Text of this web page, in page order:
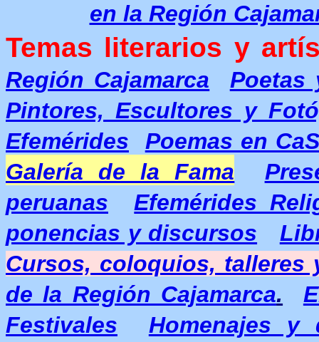
en la Región
Temas literarios y
Región Cajamarca
Poetas
Pintores, Escultores y
Efemérides
Poemas en
Galería de la Fama
peruanas
Efemérides
ponencias y discursos
Cursos, coloquios, talleres
de la Región Cajamarca.
Festivales
Homenajes y